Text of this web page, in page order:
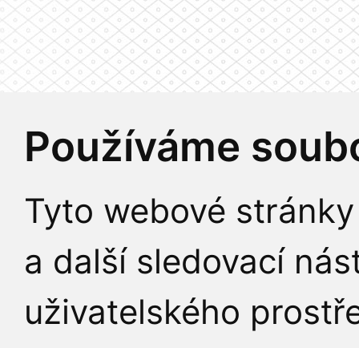
Používáme
Tyto webové
a další sledovací
uživatelského